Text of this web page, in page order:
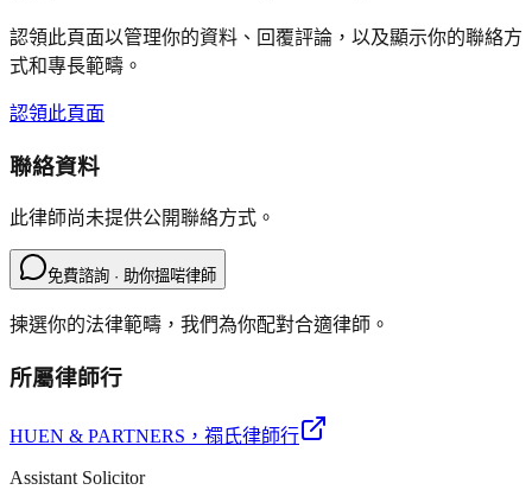
認領此頁面以管理你的資料、回覆評論，以及顯示你的聯絡方
式和專長範疇。
認領此頁面
聯絡資料
此律師尚未提供公開聯絡方式。
免費諮詢 · 助你搵啱律師
揀選你的法律範疇，我們為你配對合適律師。
所屬律師行
HUEN & PARTNERS ，禤氏律師行
Assistant Solicitor